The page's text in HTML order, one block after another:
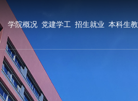
学院概况 党建学工 招生就业 本科生